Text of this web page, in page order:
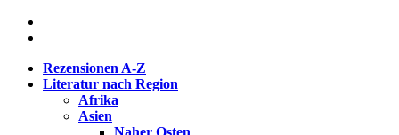
Rezensionen A-Z
Literatur nach Region
Afrika
Asien
Naher Osten